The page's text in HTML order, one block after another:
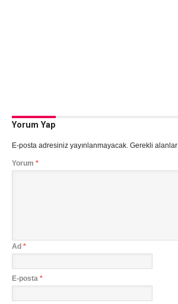
Yorum Yap
E-posta adresiniz yayınlanmayacak. Gerekli alanlar
Yorum *
Ad *
E-posta *